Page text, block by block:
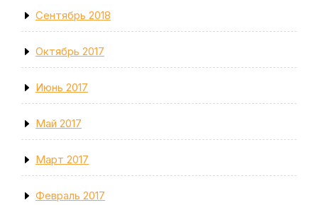
Сентябрь 2018
Октябрь 2017
Июнь 2017
Май 2017
Март 2017
Февраль 2017